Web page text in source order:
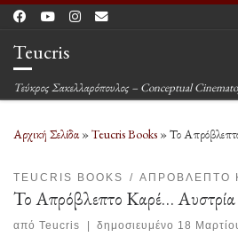
Μετάβαση στο περιεχόμενο
Teucris
Τεύκρος Σακελλαρόπουλος – Conceptual
Αρχική Σελίδα»Teucris Books »Το
TEUCRIS BOOKS ΑΠΡΌΒΛΕΠΤΟ
Το Απρόβλεπτο Καρέ… Αυστρία
από Teucris δημοσιευμένο 18